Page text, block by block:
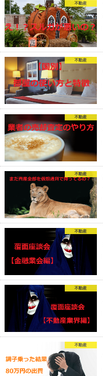
不動産
不動産
不動産
不動産
不動産
不動産
不動産